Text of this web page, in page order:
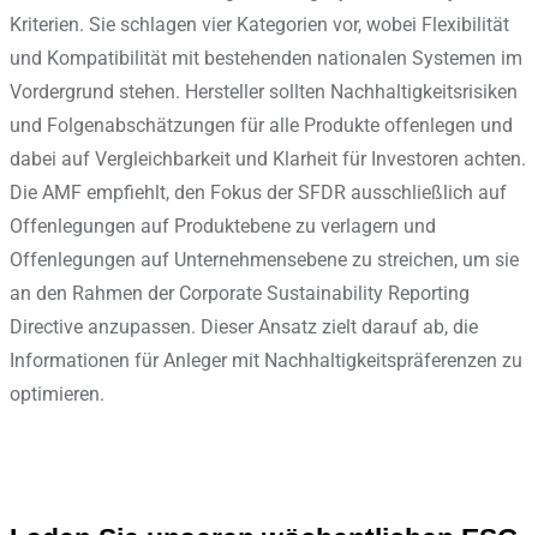
Kriterien. Sie schlagen vier Kategorien vor, wobei Flexibilität
und Kompatibilität mit bestehenden nationalen Systemen im
Vordergrund stehen. Hersteller sollten Nachhaltigkeitsrisiken
und Folgenabschätzungen für alle Produkte offenlegen und
dabei auf Vergleichbarkeit und Klarheit für Investoren achten.
Die AMF empfiehlt, den Fokus der SFDR ausschließlich auf
Offenlegungen auf Produktebene zu verlagern und
Offenlegungen auf Unternehmensebene zu streichen, um sie
an den Rahmen der Corporate Sustainability Reporting
Directive anzupassen. Dieser Ansatz zielt darauf ab, die
Informationen für Anleger mit Nachhaltigkeitspräferenzen zu
optimieren.